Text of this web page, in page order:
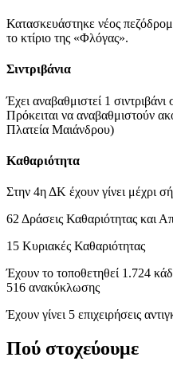
Κατασκευάστηκε νέος
το κτίριο της «Φλόγας».
Σιντριβάνια
Έχει αναβαθμιστεί 1
Πρόκειται να αναβαθμιστούν
Πλατεία Μαιάνδρου)
Καθαριότητα
Στην 4η ΔΚ έχουν γίνει μέχρι
62 Δράσεις Καθαριότητας και
15 Κυριακές Καθαριότητας
Έχουν το τοποθετηθεί 1.724
516 ανακύκλωσης
Έχουν γίνει 5 επιχειρήσεις
Πού στοχεύουμε